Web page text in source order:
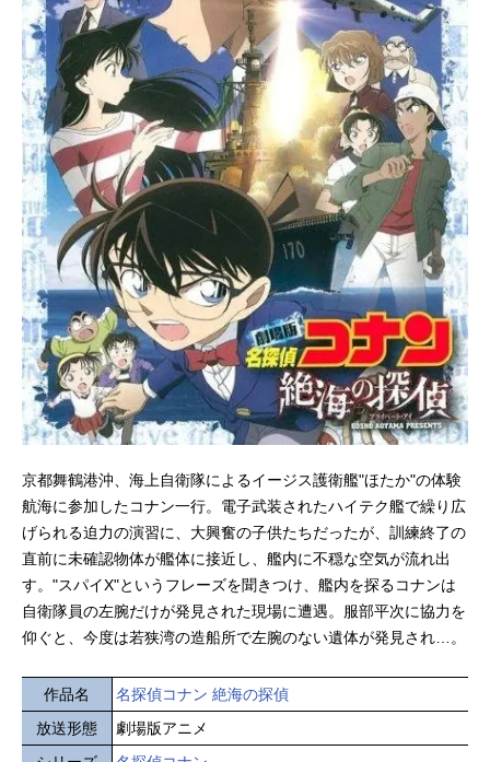
京都舞鶴港沖、海上自衛隊によるイージス護衛艦"ほたか"の体験
航海に参加したコナン一行。電子武装されたハイテク艦で繰り広
げられる迫力の演習に、大興奮の子供たちだったが、訓練終了の
直前に未確認物体が艦体に接近し、艦内に不穏な空気が流れ出
す。"スパイX"というフレーズを聞きつけ、艦内を探るコナンは
自衛隊員の左腕だけが発見された現場に遭遇。服部平次に協力を
仰ぐと、今度は若狭湾の造船所で左腕のない遺体が発見され…。
作品名
名探偵コナン 絶海の探偵
放送形態
劇場版アニメ